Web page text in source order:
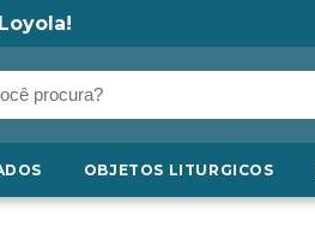
OBJETOS LITURGICOS